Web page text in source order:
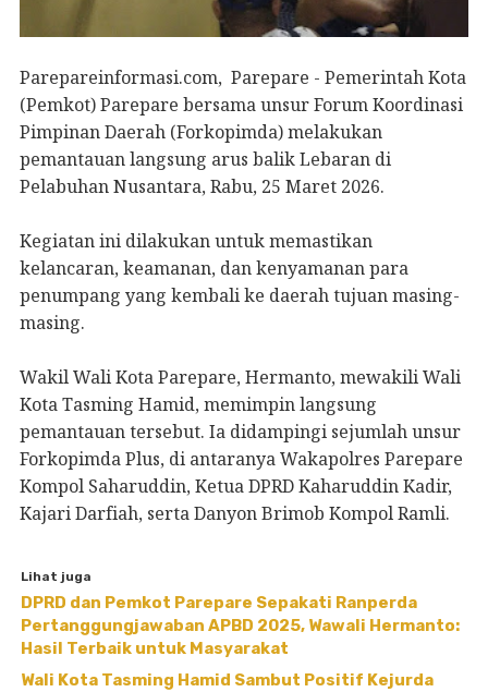
Parepareinformasi.com, Parepare - Pemerintah Kota
(Pemkot) Parepare bersama unsur Forum Koordinasi
Pimpinan Daerah (Forkopimda) melakukan
pemantauan langsung arus balik Lebaran di
Pelabuhan Nusantara, Rabu, 25 Maret 2026.
Kegiatan ini dilakukan untuk memastikan
kelancaran, keamanan, dan kenyamanan para
penumpang yang kembali ke daerah tujuan masing-
masing.
Wakil Wali Kota Parepare, Hermanto, mewakili Wali
Kota Tasming Hamid, memimpin langsung
pemantauan tersebut. Ia didampingi sejumlah unsur
Forkopimda Plus, di antaranya Wakapolres Parepare
Kompol Saharuddin, Ketua DPRD Kaharuddin Kadir,
Kajari Darfiah, serta Danyon Brimob Kompol Ramli.
Lihat juga
DPRD dan Pemkot Parepare Sepakati Ranperda
Pertanggungjawaban APBD 2025, Wawali Hermanto:
Hasil Terbaik untuk Masyarakat
Wali Kota Tasming Hamid Sambut Positif Kejurda